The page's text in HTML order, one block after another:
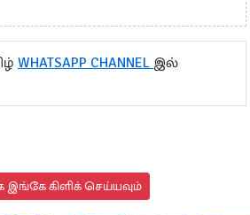
WHATSAPP CHANNEL இல்
இங்கே கிளிக் செய்யவும்